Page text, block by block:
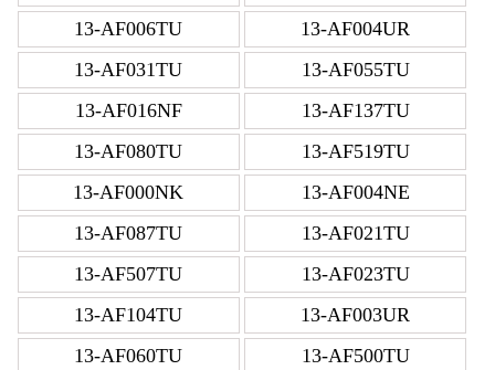
13-AF006TU
13-AF004UR
13-AF031TU
13-AF055TU
13-AF016NF
13-AF137TU
13-AF080TU
13-AF519TU
13-AF000NK
13-AF004NE
13-AF087TU
13-AF021TU
13-AF507TU
13-AF023TU
13-AF104TU
13-AF003UR
13-AF060TU
13-AF500TU